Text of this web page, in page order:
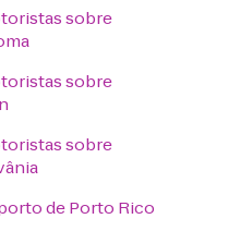
sobre
sobre
sobre
de Porto Rico